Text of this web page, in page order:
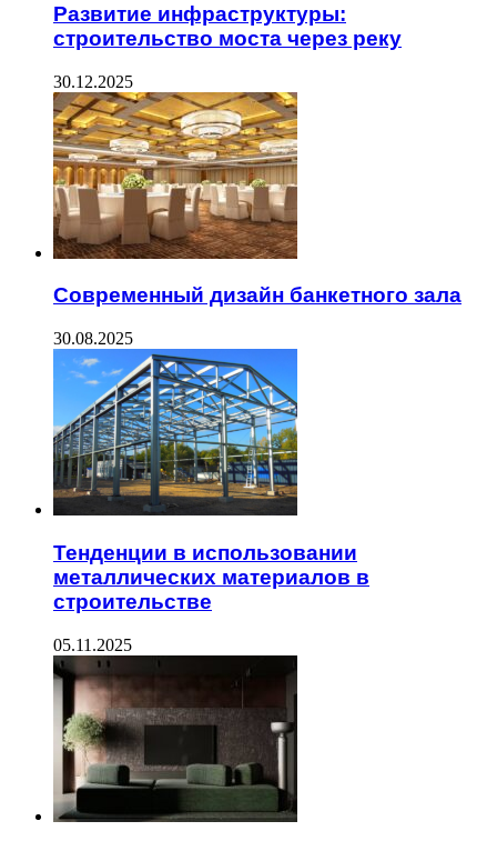
Развитие инфраструктуры:
строительство моста через реку
30.12.2025
Современный дизайн банкетного зала
30.08.2025
Тенденции в использовании
металлических материалов в
строительстве
05.11.2025